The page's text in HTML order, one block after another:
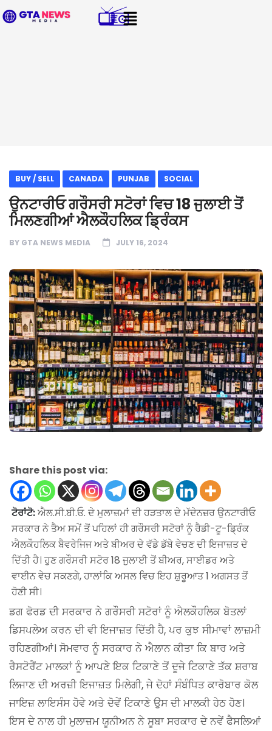
BUY / SELL CANADA PUNJAB SOCIAL
ਉਨਟਾਰੀਓ ਗਰੌਸਰੀ ਸਟੋਰਾਂ ਵਿਚ 18 ਜੁਲਾਈ ਤੋਂ
ਮਿਲਣਗੀਆਂ ਐਲਕੌਹਲਿਕ ਡ੍ਰਿੰਕਸ
BY GTA NEWS MEDIA JULY 16, 2024
Share this post via:
ਟੋਰਾਂਟੋ:ਐਲ.ਸੀ.ਬੀ.ਓ. ਦੇ ਮੁਲਾਜ਼ਮਾਂ ਦੀ ਹੜਤਾਲ ਦੇ ਮੱਦੇਨਜ਼ਰ ਉਨਟਾਰੀਓ
ਸਰਕਾਰ ਨੇ ਤੈਅ ਸਮੇਂ ਤੋਂ ਪਹਿਲਾਂ ਹੀ ਗਰੌਸਰੀ ਸਟੋਰਾਂ ਨੂੰ ਰੈਡੀ-ਟੂ-ਡ੍ਰਿੰਕ
ਐਲਕੌਹਲਿਕ ਬੈਵਰੇਜਿਜ ਅਤੇ ਬੀਅਰ ਦੇ ਵੱਡੇ ਡੱਬੇ ਵੇਚਣ ਦੀ ਇਜਾਜ਼ਤ ਦੇ
ਦਿੱਤੀ ਹੈ। ਹੁਣ ਗਰੌਸਰੀ ਸਟੋਰ 18 ਜੁਲਾਈ ਤੋਂ ਬੀਅਰ, ਸਾਈਡਰ ਅਤੇ
ਵਾਈਨ ਵੇਚ ਸਕਣਗੇ, ਹਾਲਾਂਕਿ ਅਸਲ ਵਿਚ ਇਹ ਸ਼ੁਰੂਆਤ 1 ਅਗਸਤ ਤੋਂ
ਹੋਣੀ ਸੀ।
ਡਗ ਫੋਰਡ ਦੀ ਸਰਕਾਰ ਨੇ ਗਰੌਸਰੀ ਸਟੋਰਾਂ ਨੂੰ ਐਲਕੌਹਲਿਕ ਬੋਤਲਾਂ
ਡਿਸਪਲੇਅ ਕਰਨ ਦੀ ਵੀ ਇਜਾਜ਼ਤ ਦਿੱਤੀ ਹੈ, ਪਰ ਕੁਝ ਸੀਮਾਵਾਂ ਲਾਜ਼ਮੀ
ਰਹਿਣਗੀਆਂ। ਸੋਮਵਾਰ ਨੂੰ ਸਰਕਾਰ ਨੇ ਐਲਾਨ ਕੀਤਾ ਕਿ ਬਾਰ ਅਤੇ
ਰੈਸਟੋਰੈਂਟ ਮਾਲਕਾਂ ਨੂੰ ਆਪਣੇ ਇਕ ਟਿਕਾਣੇ ਤੋਂ ਦੂਜੇ ਟਿਕਾਣੇ ਤੱਕ ਸ਼ਰਾਬ
ਲਿਜਾਣ ਦੀ ਅਰਜ਼ੀ ਇਜਾਜ਼ਤ ਮਿਲੇਗੀ, ਜੇ ਦੋਹਾਂ ਸੰਬੰਧਿਤ ਕਾਰੋਬਾਰ ਕੋਲ
ਜਾਇਜ਼ ਲਾਇਸੰਸ ਹੋਵੇ ਅਤੇ ਦੋਵੇਂ ਟਿਕਾਣੇ ਉਸ ਦੀ ਮਾਲਕੀ ਹੇਠ ਹੋਣ।
ਇਸ ਦੇ ਨਾਲ ਹੀ ਮੁਲਾਜ਼ਮ ਯੂਨੀਅਨ ਨੇ ਸੂਬਾ ਸਰਕਾਰ ਦੇ ਨਵੇਂ ਫੈਸਲਿਆਂ